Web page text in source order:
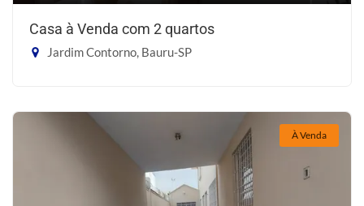
Casa à Venda com 2 quartos
Jardim Contorno, Bauru-SP
À Venda